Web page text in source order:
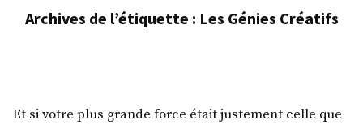
Archives de l’étiquette : Les Génies Créatifs
Et si votre plus grande force était justement celle que